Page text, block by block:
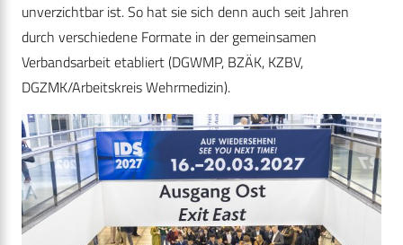
unverzichtbar ist. So hat sie sich denn auch seit Jahren
durch verschiedene Formate in der gemeinsamen
Verbandsarbeit etabliert (DGWMP, BZÄK, KZBV,
DGZMK/Arbeitskreis Wehrmedizin).